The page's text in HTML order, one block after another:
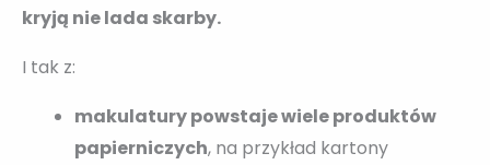
kryją nie lada skarby.
I tak z:
makulatury powstaje wiele produktów
papierniczych, na przykład kartony